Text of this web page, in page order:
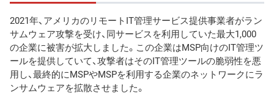
2021年、アメリカのリモートIT管理サービス提供事業者がラン
サムウェア攻撃を受け、同サービスを利用していた最大1,000
の企業に被害が拡大しました。この企業はMSP向けのIT管理ツ
ールを提供していて、攻撃者はそのIT管理ツールの脆弱性を悪
用し、最終的にMSPやMSPを利用する企業のネットワークにラ
ンサムウェアを拡散させました。